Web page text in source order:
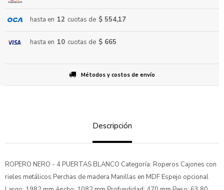
hasta en 12 cuotas de $ 554,17
hasta en 10 cuotas de $ 665
Métodos y costos de envío
Descripción
ROPERO NERO - 4 PUERTAS BLANCO Categoría: Roperos Cajones con
rieles metálicos Perchas de madera Manillas en MDF Espejo opcional